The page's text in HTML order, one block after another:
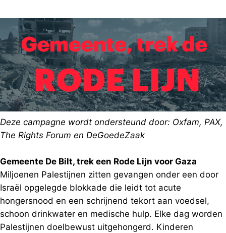
Deze campagne wordt ondersteund door: Oxfam, PAX,
The Rights Forum en DeGoedeZaak
Gemeente De Bilt, trek een Rode Lijn voor Gaza
Miljoenen Palestijnen zitten gevangen onder een door
Israël opgelegde blokkade die leidt tot acute
hongersnood en een schrijnend tekort aan voedsel,
schoon drinkwater en medische hulp. Elke dag worden
Palestijnen doelbewust uitgehongerd. Kinderen